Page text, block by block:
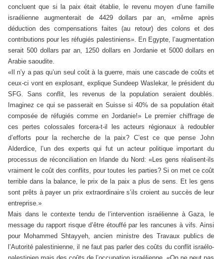
concluent que si la paix était établie, le revenu moyen d’une famille
israélienne augmenterait de 4429 dollars par an, «même après
déduction des compensations faites (au retour) des colons et des
contributions pour les réfugiés palestiniens». En Egypte, l’augmentation
serait 500 dollars par an, 1250 dollars en Jordanie et 5000 dollars en
Arabie saoudite.
«Il n’y a pas qu’un seul coût à la guerre, mais une cascade de coûts et
ceux-ci vont en explosant, explique Sundeep Waslekar, le président du
SFG. Sans conflit, les revenus de la population seraient doublés.
Imaginez ce qui se passerait en Suisse si 40% de sa population était
composée de réfugiés comme en Jordanie!» Le premier chiffrage de
ces pertes colossales forcera-t-il les acteurs régionaux à redoubler
d’efforts pour la recherche de la paix? C’est ce que pense John
Alderdice, l’un des experts qui fut un acteur politique important du
processus de réconciliation en Irlande du Nord: «Les gens réalisent-ils
vraiment le coût des conflits, pour toutes les parties? Si on met ce coût
terrible dans la balance, le prix de la paix a plus de sens. Et les gens
sont prêts à payer un prix extraordinaire s’ils croient au succès de leur
entreprise.»
Mais dans le contexte tendu de l’intervention israélienne à Gaza, le
message du rapport risque d’être étouffé par les rancunes à vifs. Ainsi
pour Mohammed Shtayyeh, ancien ministre des Travaux publics de
l’Autorité palestinienne, il ne faut pas parler des coûts du conflit israélo-